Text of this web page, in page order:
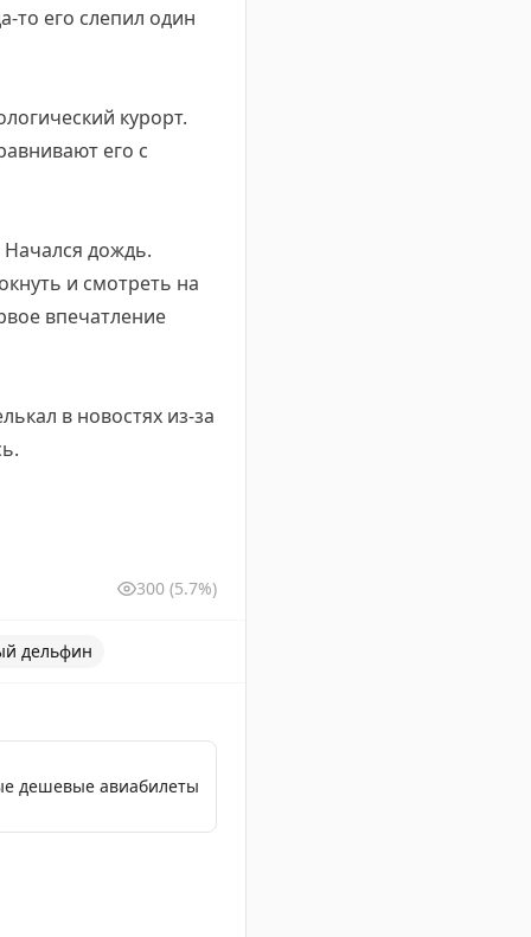
то его слепил один
курорт.
его с
дождь.
и смотреть на
впечатление
в новостях из-за
300 (5.7%)
дельфин
дешевые авиабилеты